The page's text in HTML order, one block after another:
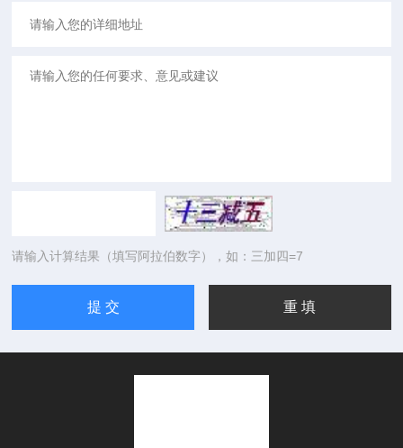
请输入计算结果（填写阿拉伯数字），如：三加四=7